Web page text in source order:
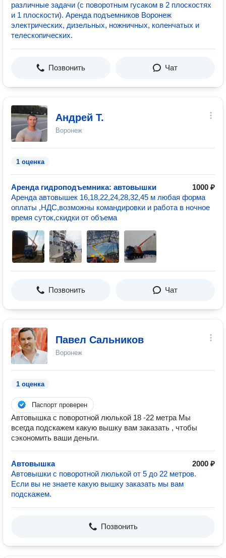
различные задачи (с поворотным гусаком в 2 плоскостях
и 1 плоскости). Аренда подъемников Воронеж
электрических, дизельных, ножничных, коленчатых и
телескопических.
Позвонить Чат
Андрей Т.
Воронеж
1 оценка
Аренда гидроподъемника: автовышки
1000 ₽
Аренда автовышек 16,18,22,24,28,32,45 м любая форма
оплаты ,НДС,возможны командировки и работа в ночное
время суток,скидки от объема
Позвонить Чат
Павел Сальников
Воронеж
1 оценка
Паспорт проверен
Автовышка с поворотной люлькой 18 -22 метра Мы
всегда подскажем какую вышку вам заказать , чтобы
сэкономить ваши деньги.
Автовышка
2000 ₽
Автовышки с поворотной люлькой от 5 до 22 метров.
Если вы не знаете какую вышку заказать мы вам
подскажем.
Позвонить